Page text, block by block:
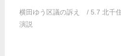
横田ゆう区議の訴え / 5.7 北千
演説